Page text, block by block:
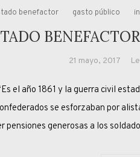
benefactor gasto público
21 mayo, 2017
el año 1861 y la guerra civil
se esforzaban por
pensiones generosas a los